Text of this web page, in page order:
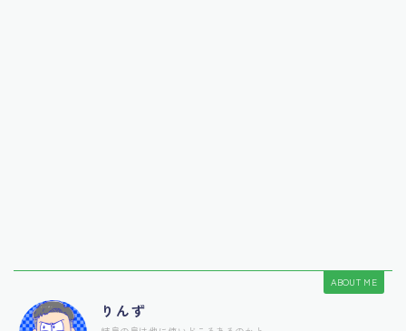
ABOUT ME
りんず